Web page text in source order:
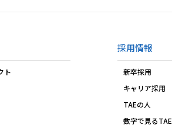
ト
採用情報
新卒採用
キャリア採用
TAEの人
数字で見るTAE